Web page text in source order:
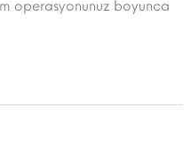
operasyonunuz boyunca